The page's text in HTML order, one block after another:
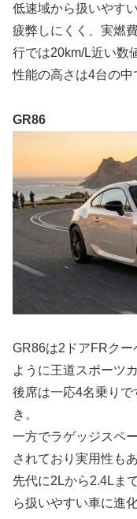
低速域から扱いやす
疲弊しにくく、実燃
行では20km/L近い数
性能の高さは4台の中
GR86
GR86は2ドアFRクー
ように王道スポーツカ
後席は一応4名乗り
き。
一方でラゲッジスペ
されており実用性も
先代に2Lから2.4Lま
ら扱いやすい車に進